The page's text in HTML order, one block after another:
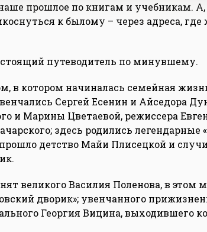
прошлое по книгам и учебникам.
к былому – через адреса, где
путеводитель по минувшему.
в котором начиналась семейная
Сергей Есенин и Айседора
и Марины Цветаевой, режиссера
здесь родились легендарные
детство Майи Плисецкой и
великого Василия Поленова, в этом
дворик»; увенчанного
Георгия Вицина, выходившего